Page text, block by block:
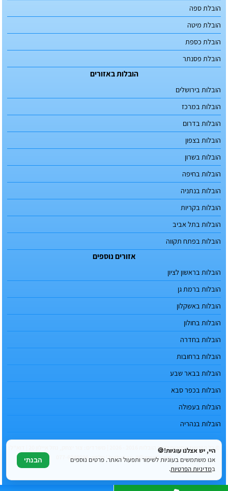
הובלת ספה
הובלת מיטה
הובלת כספת
הובלת פסנתר
הובלות באזורים
הובלות בירושלים
הובלות במרכז
הובלות בדרום
הובלות בצפון
הובלות בשרון
הובלות בחיפה
הובלות בנתניה
הובלות בקריות
הובלות בתל אביב
הובלות בפתח תקווה
אזורים נוספים
הובלות בראשון לציון
הובלות ברמת גן
הובלות באשקלון
הובלות בחולון
הובלות בחדרה
הובלות ברחובות
הובלות בבאר שבע
הובלות בכפר סבא
הובלות בעפולה
הובלות בנהריה
hvlhvl.co.il@gmail.com | טלפון: 077-6049996
היי, יש אצלנו עוגיות!🍪
אנו משתמשים בעוגיות לשיפור ותפעול האתר. פרטים נוספים
במדיניות הפרטיות.
הבנתי